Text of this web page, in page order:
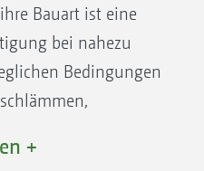
Bauart ist eine
bei nahezu
Bedingungen
und Bedingungen
+